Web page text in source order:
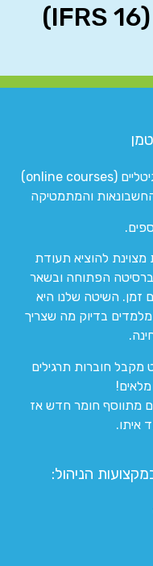
המרכז המוביל והמקצועי לקורסים דיגיטליים (online courses)
והמתמטיקה
מצוינת להוציא תעודת
הפתוחה ובשאר
זמן. השיטה שלנו היא
בדיוק מה שצריך
מקבל חוברות תרגילים
מתווסף חומר חדש אז
איתו.
הניהול: